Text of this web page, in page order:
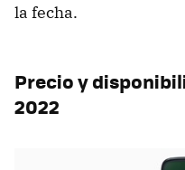
la fecha.
Precio y
2022